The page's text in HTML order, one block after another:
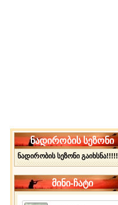
ნადირობის სეზონი
ნადირობის სეზონი გაიხსნა!!!!!
მინი-ჩატი